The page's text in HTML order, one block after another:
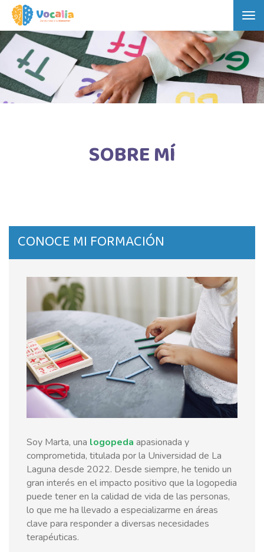
SOBRE MÍ
CONOCE MI FORMACIÓN
Soy Marta, una logopeda apasionada y
comprometida, titulada por la Universidad de La
Laguna desde 2022. Desde siempre, he tenido un
gran interés en el impacto positivo que la logopedia
puede tener en la calidad de vida de las personas,
lo que me ha llevado a especializarme en áreas
clave para responder a diversas necesidades
terapéuticas.